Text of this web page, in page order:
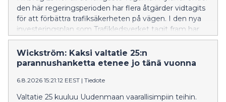
henkilöä kuoli Uudellamaalla TBE:n seurauksena.
Monet Suomen riskialueista sijaitsevat Uudellamaalla.
den här regeringsperioden har flera åtgärder vidtagits
för att förbättra trafiksäkerheten på vägen. I den nya
investeringsplan som Trafikledsverket tagit fram har
åtgärder längs riksväg 25 prioriterats.
Wickström: Kaksi valtatie 25:n
parannushanketta etenee jo tänä vuonna
6.8.2026 15:21:12 EEST | Tiedote
Valtatie 25 kuuluu Uudenmaan vaarallisimpiin teihin.